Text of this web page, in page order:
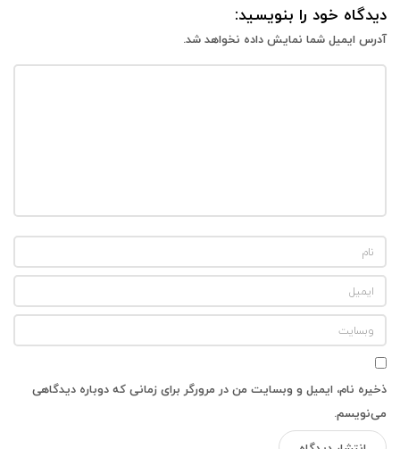
دیدگاه خود را بنویسید:
آدرس ایمیل شما نمایش داده نخواهد شد.
ذخیره نام، ایمیل و وبسایت من در مرورگر برای زمانی که دوباره دیدگاهی
می‌نویسم.